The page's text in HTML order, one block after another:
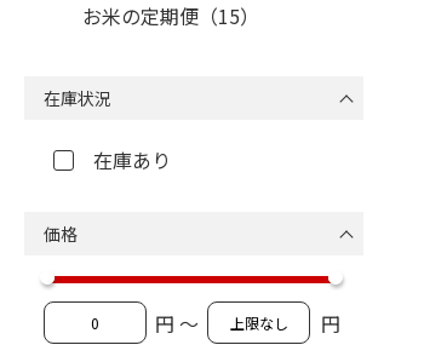
お米の定期便（15）
在庫状況
在庫あり
価格
円 ～ 円